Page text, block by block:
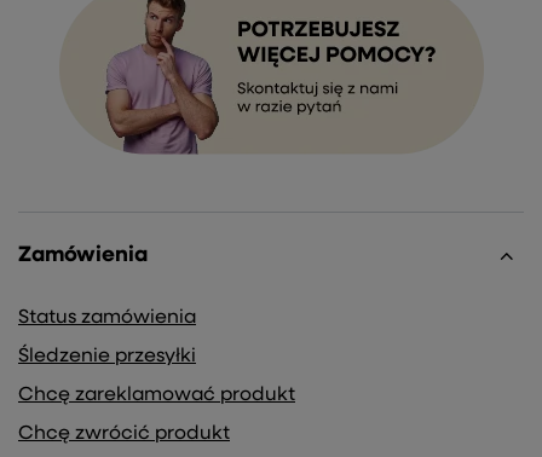
Zamówienia
Status zamówienia
Śledzenie przesyłki
Chcę zareklamować produkt
Chcę zwrócić produkt